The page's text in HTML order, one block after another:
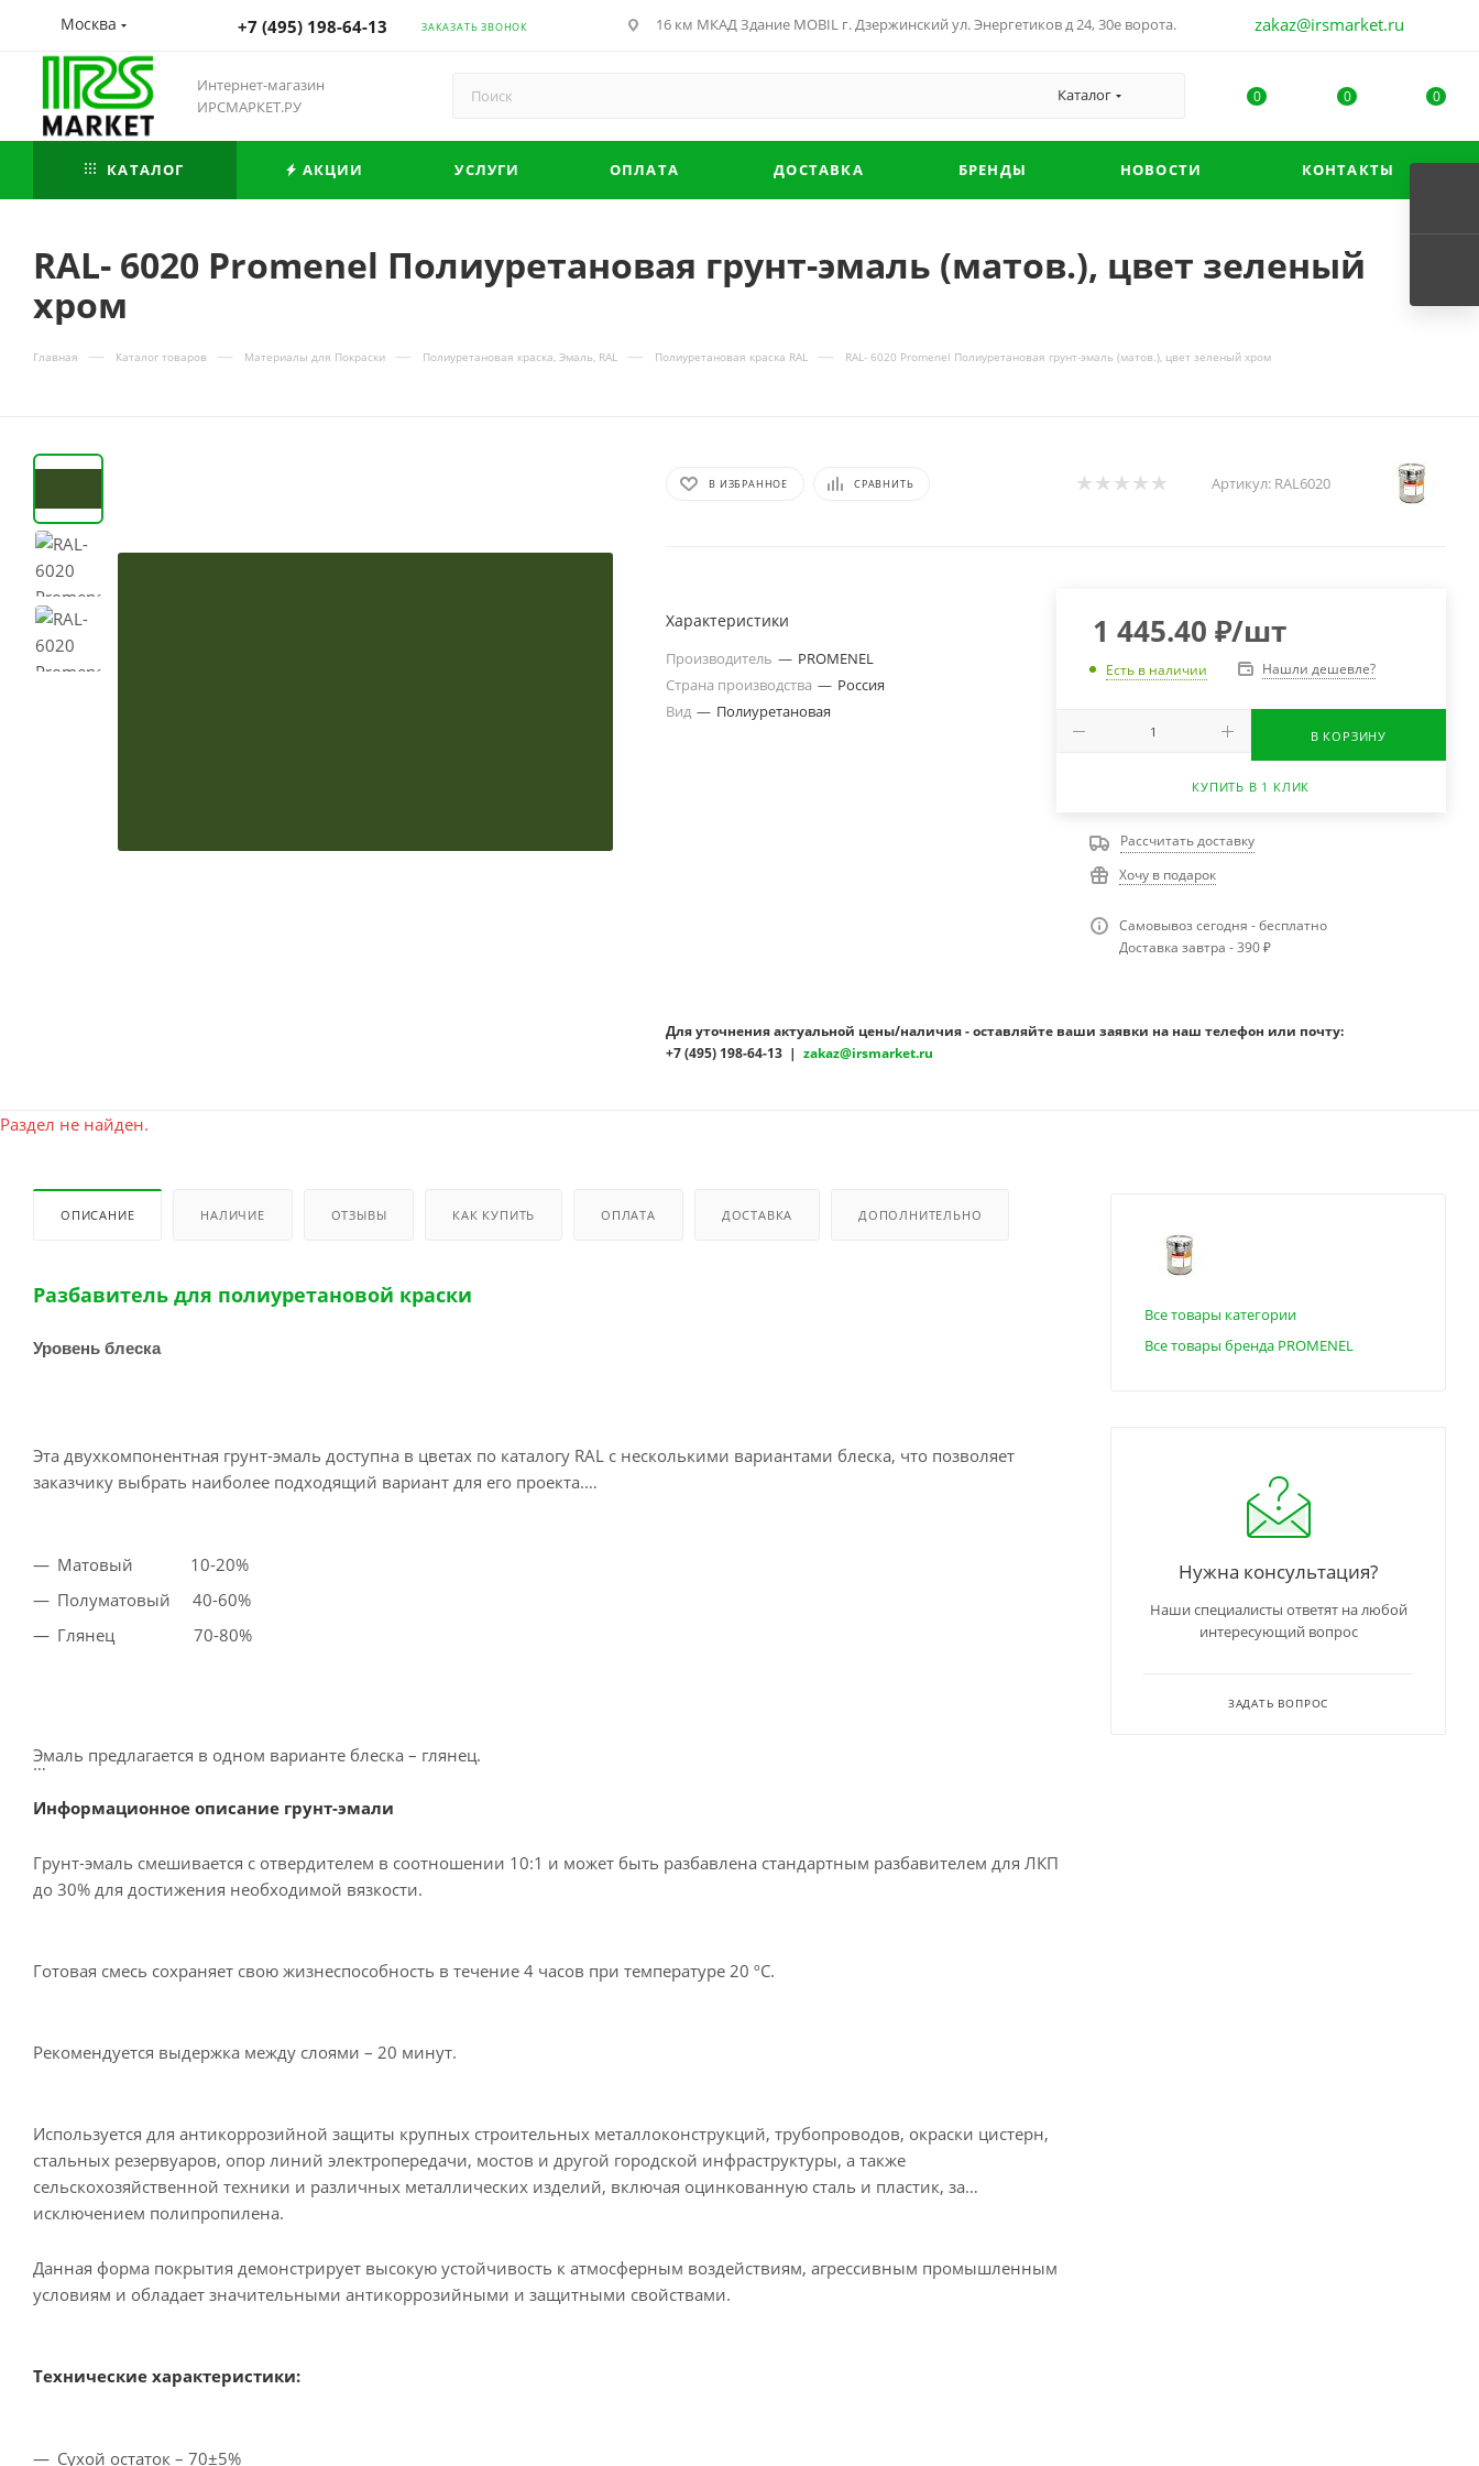
Москва +7 (495) 198-64-13 ЗАКАЗАТЬ ЗВОНОК 16 км МКАД Здание MOBIL г. Дзержинский ул. Энергетиков д 24, 30е ворота. zakaz@irsmarket.ru
Интернет-магазин
ИРСМАРКЕТ.РУ
Каталог 0 0 0
КАТАЛОГ АКЦИИ УСЛУГИ ОПЛАТА ДОСТАВКА БРЕНДЫ НОВОСТИ КОНТАКТЫ
RAL- 6020 Promenel Полиуретановая грунт-эмаль (матов.), цвет зеленый
хром
Главная — Каталог товаров — Материалы для Покраски — Полиуретановая краска, Эмаль, RAL — Полиуретановая краска RAL — RAL- 6020 Promenel Полиуретановая грунт-эмаль (матов.), цвет зеленый хром
В ИЗБРАННОЕ СРАВНИТЬ Артикул: RAL6020
Характеристики
Производитель — PROMENEL
Страна производства — Россия
Вид — Полиуретановая
1 445.40 ₽/шт
Есть в наличии Нашли дешевле?
В КОРЗИНУ
КУПИТЬ В 1 КЛИК
Рассчитать доставку
Хочу в подарок
Самовывоз сегодня - бесплатно
Доставка завтра - 390 ₽
Для уточнения актуальной цены/наличия - оставляйте ваши заявки на наш телефон или почту:
+7 (495) 198-64-13 |zakaz@irsmarket.ru
Раздел не найден.
ОПИСАНИЕ НАЛИЧИЕ ОТЗЫВЫ КАК КУПИТЬ ОПЛАТА ДОСТАВКА ДОПОЛНИТЕЛЬНО
Разбавитель для полиуретановой краски
Уровень блеска
Эта двухкомпонентная грунт-эмаль доступна в цветах по каталогу RAL с несколькими вариантами блеска, что позволяет
заказчику выбрать наиболее подходящий вариант для его проекта.
Матовый 10-20%
Полуматовый 40-60%
Глянец 70-80%
Эмаль предлагается в одном варианте блеска – глянец.
Информационное описание грунт-эмали
Грунт-эмаль смешивается с отвердителем в соотношении 10:1 и может быть разбавлена стандартным разбавителем для ЛКП
до 30% для достижения необходимой вязкости.
Готовая смесь сохраняет свою жизнеспособность в течение 4 часов при температуре 20 ºС.
Рекомендуется выдержка между слоями – 20 минут.
Используется для антикоррозийной защиты крупных строительных металлоконструкций, трубопроводов, окраски цистерн,
стальных резервуаров, опор линий электропередачи, мостов и другой городской инфраструктуры, а также
сельскохозяйственной техники и различных металлических изделий, включая оцинкованную сталь и пластик, за
исключением полипропилена.
Данная форма покрытия демонстрирует высокую устойчивость к атмосферным воздействиям, агрессивным промышленным
условиям и обладает значительными антикоррозийными и защитными свойствами.
Технические характеристики:
Сухой остаток – 70±5%
Все товары категории
Все товары бренда PROMENEL
Нужна консультация?
Наши специалисты ответят на любой
интересующий вопрос
ЗАДАТЬ ВОПРОС